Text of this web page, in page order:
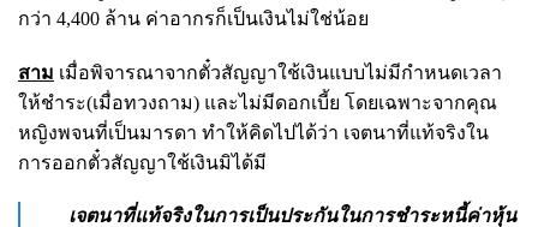
กว่า 4,400 ล้าน ค่าอากรก็เป็นเงินไม่ใช่น้อย
สาม เมื่อพิจารณาจากตั๋วสัญญาใช้เงินแบบไม่มีกำหนดเวลา
ให้ชำระ(เมื่อทวงถาม) และไม่มีดอกเบี้ย โดยเฉพาะจากคุณ
หญิงพจนที่เป็นมารดา ทำให้คิดไปได้ว่า เจตนาที่แท้จริงใน
การออกตั๋วสัญญาใช้เงินมิได้มี
เจตนาที่แท้จริงในการเป็นประกันในการชำระหนี้ค่าหุ้น